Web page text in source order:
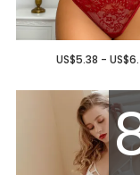
US$5.38 -